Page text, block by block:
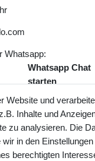
Whatsapp:
Whatsapp Chat
starten
inkl. gesetzl. MwSt. und
Versandkosten
Website und
Inhalte und
zu analysieren. Die
in den Einstellungen
berechtigten